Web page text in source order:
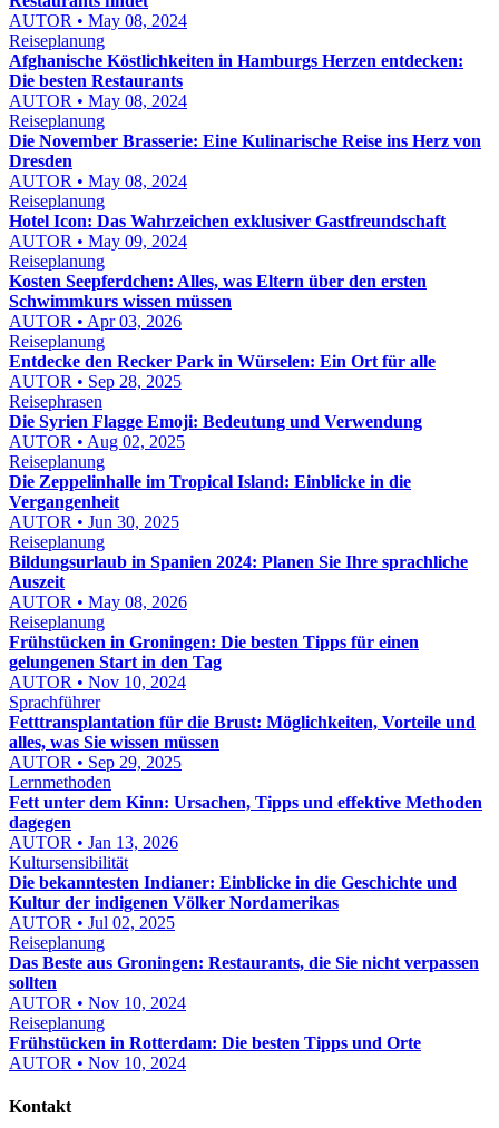
AUTOR • May 08, 2024
Reiseplanung
Afghanische Köstlichkeiten in Hamburgs Herzen entdecken:
Die besten Restaurants
AUTOR • May 08, 2024
Reiseplanung
Die November Brasserie: Eine Kulinarische Reise ins Herz von
Dresden
AUTOR • May 08, 2024
Reiseplanung
Hotel Icon: Das Wahrzeichen exklusiver Gastfreundschaft
AUTOR • May 09, 2024
Reiseplanung
Kosten Seepferdchen: Alles, was Eltern über den ersten
Schwimmkurs wissen müssen
AUTOR • Apr 03, 2026
Reiseplanung
Entdecke den Recker Park in Würselen: Ein Ort für alle
AUTOR • Sep 28, 2025
Reisephrasen
Die Syrien Flagge Emoji: Bedeutung und Verwendung
AUTOR • Aug 02, 2025
Reiseplanung
Die Zeppelinhalle im Tropical Island: Einblicke in die
Vergangenheit
AUTOR • Jun 30, 2025
Reiseplanung
Bildungsurlaub in Spanien 2024: Planen Sie Ihre sprachliche
Auszeit
AUTOR • May 08, 2026
Reiseplanung
Frühstücken in Groningen: Die besten Tipps für einen
gelungenen Start in den Tag
AUTOR • Nov 10, 2024
Sprachführer
Fetttransplantation für die Brust: Möglichkeiten, Vorteile und
alles, was Sie wissen müssen
AUTOR • Sep 29, 2025
Lernmethoden
Fett unter dem Kinn: Ursachen, Tipps und effektive Methoden
dagegen
AUTOR • Jan 13, 2026
Kultursensibilität
Die bekanntesten Indianer: Einblicke in die Geschichte und
Kultur der indigenen Völker Nordamerikas
AUTOR • Jul 02, 2025
Reiseplanung
Das Beste aus Groningen: Restaurants, die Sie nicht verpassen
sollten
AUTOR • Nov 10, 2024
Reiseplanung
Frühstücken in Rotterdam: Die besten Tipps und Orte
AUTOR • Nov 10, 2024
Kontakt